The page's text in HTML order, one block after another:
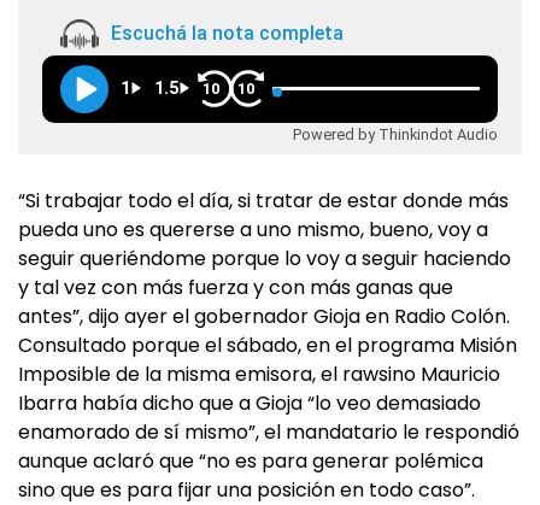
Escuchá la nota completa
1 1.5 10 10
Powered by Thinkindot Audio
“Si trabajar todo el día, si tratar de estar donde más
pueda uno es quererse a uno mismo, bueno, voy a
seguir queriéndome porque lo voy a seguir haciendo
y tal vez con más fuerza y con más ganas que
antes”, dijo ayer el gobernador Gioja en Radio Colón.
Consultado porque el sábado, en el programa Misión
Imposible de la misma emisora, el rawsino Mauricio
Ibarra había dicho que a Gioja “lo veo demasiado
enamorado de sí mismo”, el mandatario le respondió
aunque aclaró que “no es para generar polémica
sino que es para fijar una posición en todo caso”.